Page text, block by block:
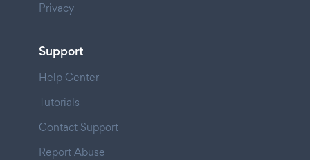
Privacy
Support
Help Center
Tutorials
Contact Support
Report Abuse